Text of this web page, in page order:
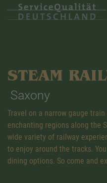
STEAM
Saxony
Travel on a narrow gauge
enchanting regions along the
wide variety of railway
to enjoy around the tracks.
dining options. So come and